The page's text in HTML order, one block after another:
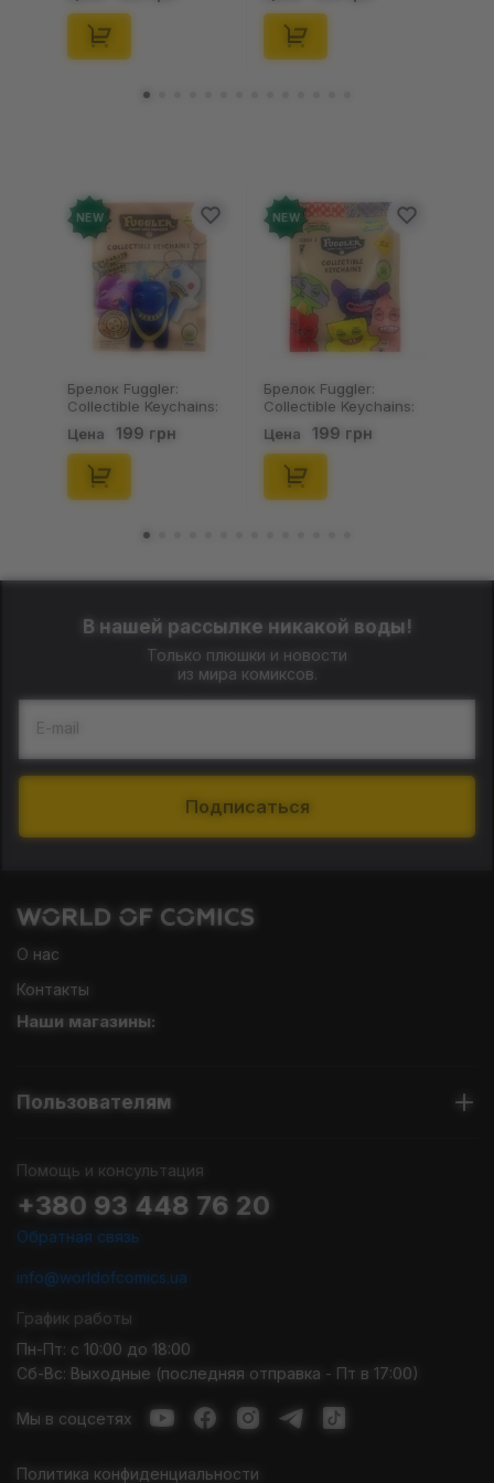
(11550)
NEW
Брелок Fuggler:
Collectible Keychains:
Gold Edition: Series 3
(Blind Box: 1 з 24),
(11550)
Цена 199 грн
NEW
Брелок Fuggler:
Collectible Keychains:
Series 2 (Blind Box: 1 з
46), (15475)
Цена 199 грн
В нашей рассылке никакой воды!
Только плюшки и новости
из мира комиксов.
E-mail
Подписаться
О нас
Контакты
Наши магазины:
Пользователям
Помощь и консультация
+380 93 448 76 20
Обратная связь
info@worldofcomics.ua
График работы
Пн-Пт: с 10:00 до 18:00
Сб-Вс: Выходные (последняя отправка - Пт в 17:00)
Мы в соцсетях
Политика конфиденциальности